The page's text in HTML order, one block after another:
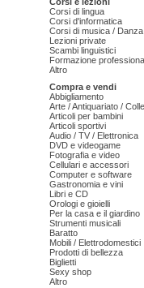
Corsi di lingua
Corsi d'informatica
Corsi di musica /
Lezioni private
Scambi linguistici
Formazione
Altro
Compra e vendi
Abbigliamento
Arte / Antiquariato /
Articoli per bambini
Articoli sportivi
Audio / TV / Elettronica
DVD e videogame
Fotografia e video
Cellulari e accessori
Computer e software
Gastronomia e vini
Libri e CD
Orologi e gioielli
Per la casa e il giardino
Strumenti musicali
Baratto
Mobili / Elettrodomestici
Prodotti di bellezza
Biglietti
Sexy shop
Altro